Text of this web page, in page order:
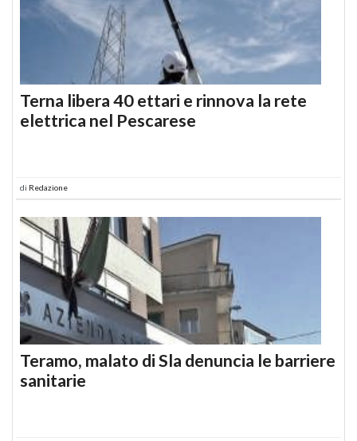
Terna libera 40 ettari e rinnova la rete
elettrica nel Pescarese
di Redazione
Teramo, malato di Sla denuncia le barriere
sanitarie